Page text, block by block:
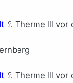
Therme III vor
Therme III vor